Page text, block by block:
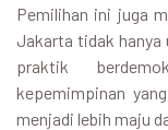
Pemilihan ini juga
Jakarta tidak hanya
praktik
kepemimpinan
menjadi lebih maju